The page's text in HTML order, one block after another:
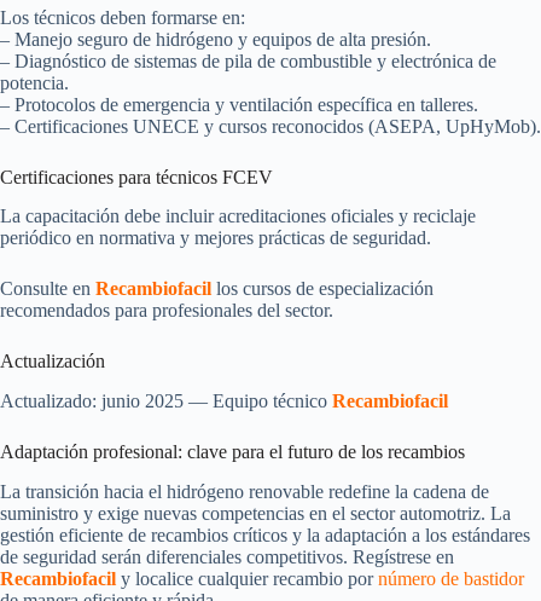
Los técnicos deben formarse en:
– Manejo seguro de hidrógeno y equipos de alta presión.
– Diagnóstico de sistemas de pila de combustible y electrónica de
potencia.
– Protocolos de emergencia y ventilación específica en talleres.
– Certificaciones UNECE y cursos reconocidos (ASEPA, UpHyMob).
Certificaciones para técnicos FCEV
La capacitación debe incluir acreditaciones oficiales y reciclaje
periódico en normativa y mejores prácticas de seguridad.
Consulte en Recambiofacil los cursos de especialización
recomendados para profesionales del sector.
Actualización
Actualizado: junio 2025 — Equipo técnico Recambiofacil
Adaptación profesional: clave para el futuro de los recambios
La transición hacia el hidrógeno renovable redefine la cadena de
suministro y exige nuevas competencias en el sector automotriz. La
gestión eficiente de recambios críticos y la adaptación a los estándares
de seguridad serán diferenciales competitivos. Regístrese en
Recambiofacil y localice cualquier recambio pornúmero de bastidor